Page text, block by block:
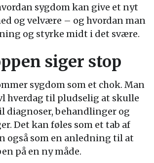
sygdom kan give et nyt
og velvære – og hvordan man
og styrke midt i det svære.
siger stop
sygdom som et chok. Man
hverdag til pludselig at skulle
diagnoser, behandlinger og
Det kan føles som et tab af
også som en anledning til at
på en ny måde.